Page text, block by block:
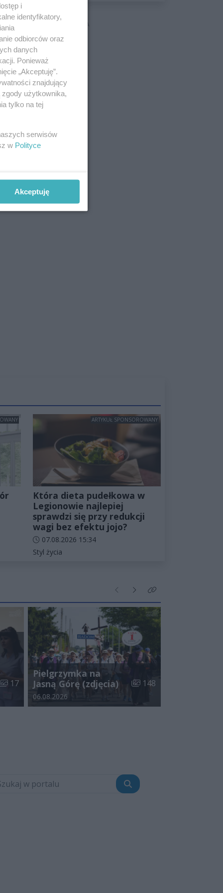
REKLAMA
ARTYKUŁ SPONSOROWANY
Która dieta pudełkowa w
Legionowie najlepiej
sprawdzi się przy redukcji
wagi bez efektu jojo?
Data dodania artykułu:
07.08.2026 15:34
Kategorie artykułu:
Styl życia
Poprzednie
NastępneKliknij aby zobaczyć
zdjęć w galerii:
17
Pielgrzymka na
Jasną Górę (zdjęcia)
Liczba zdjęć w galerii:
148
Data dodania galerii:
06.08.2026
Szukaj
i
identyfikatory,
odbiorców oraz
danych
Ponieważ
„Akceptuję”.
znajdujący
użytkownika,
tylko na tej
serwisów
w Polityce
Akceptuję